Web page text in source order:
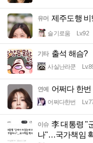
유머 제주도행 비
슬기로움 Lv.92
기타 출석 해슴?
사실난라쿤
연예 어쩌다 한
어쩌다한번
이슈 李 대통령 "
나"…국가책임